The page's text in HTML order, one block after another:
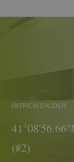
PATRICIA DAUDER
(#2)